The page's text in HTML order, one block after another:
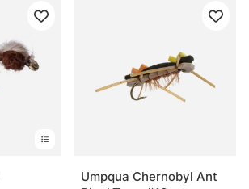
Umpqua Chernobyl Ant